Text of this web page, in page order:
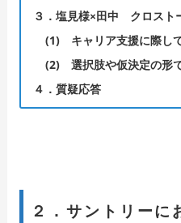
３．塩見様×田中 クロスト
(1)
キャリア支援に際し
(2)
選択肢や仮決定の形
４．質疑応答
２．サントリーに